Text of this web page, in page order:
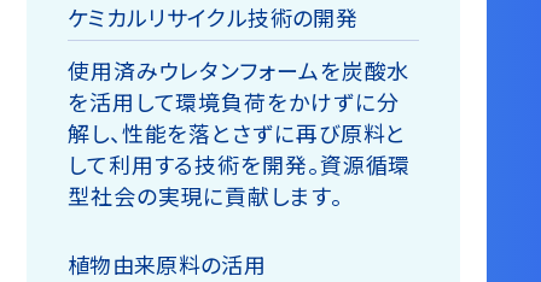
ケミカルリサイクル技術の開発
使⽤済みウレタンフォームを炭酸水
を活用して環境負荷をかけずに分
解し、性能を落とさずに再び原料と
して利⽤する技術を開発。資源循環
型社会の実現に貢献します。
植物由来原料の活用